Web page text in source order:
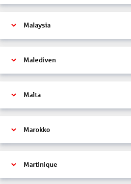
Malaysia
Malediven
Malta
Marokko
Martinique